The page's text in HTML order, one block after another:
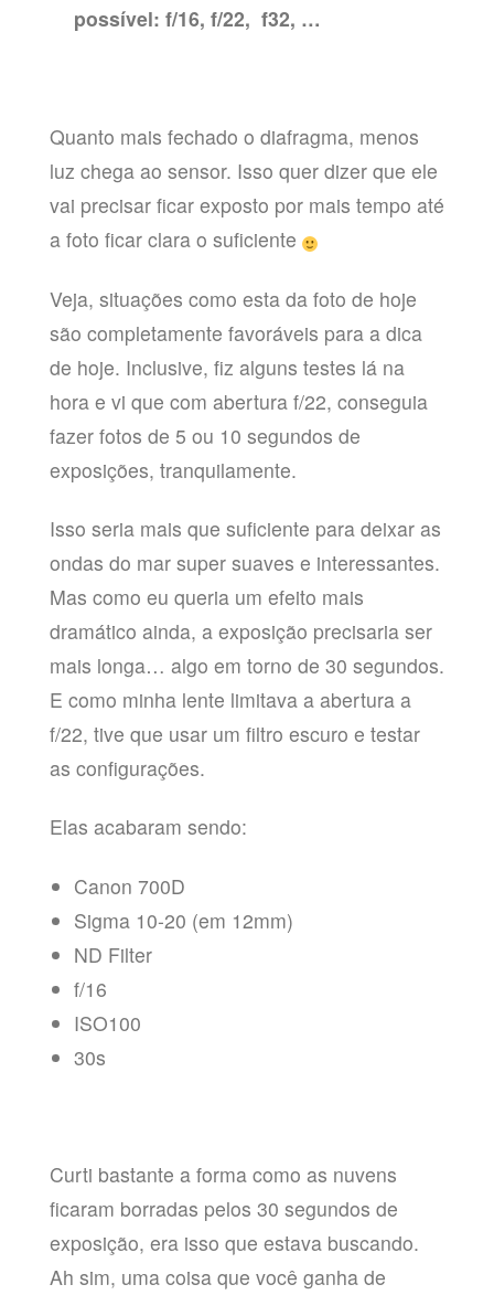
possível: f/16, f/22, f32, …
Quanto mais fechado o diafragma, menos
luz chega ao sensor. Isso quer dizer que ele
vai precisar ficar exposto por mais tempo até
a foto ficar clara o suficiente
Veja, situações como esta da foto de hoje
são completamente favoráveis para a dica
de hoje. Inclusive, fiz alguns testes lá na
hora e vi que com abertura f/22, conseguia
fazer fotos de 5 ou 10 segundos de
exposições, tranquilamente.
Isso seria mais que suficiente para deixar as
ondas do mar super suaves e interessantes.
Mas como eu queria um efeito mais
dramático ainda, a exposição precisaria ser
mais longa… algo em torno de 30 segundos.
E como minha lente limitava a abertura a
f/22, tive que usar um filtro escuro e testar
as configurações.
Elas acabaram sendo:
Canon 700D
Sigma 10-20 (em 12mm)
ND Filter
f/16
ISO100
30s
Curti bastante a forma como as nuvens
ficaram borradas pelos 30 segundos de
exposição, era isso que estava buscando.
Ah sim, uma coisa que você ganha de